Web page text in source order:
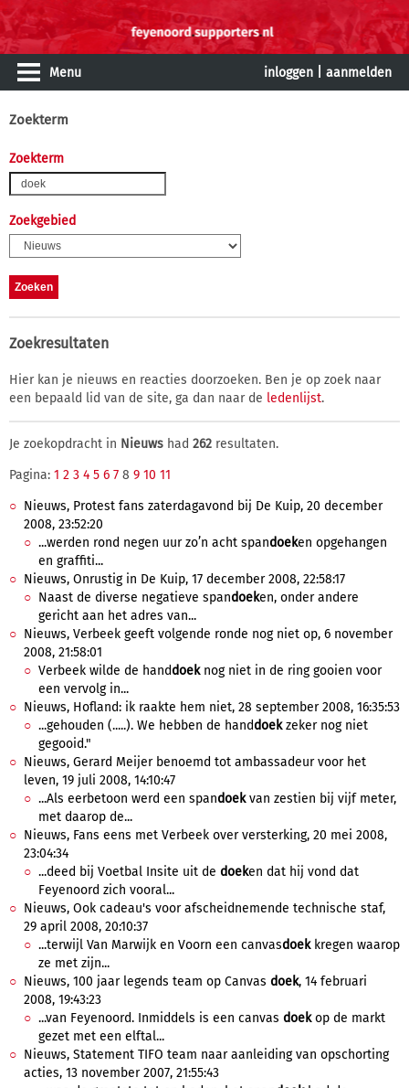
Menu inloggen aanmelden
Zoekterm
Zoekterm
Zoekgebied
Zoekresultaten
Hier kan je nieuws en reacties doorzoeken. Ben je op zoek naar
een bepaald lid van de site, ga dan naar de ledenlijst.
Je zoekopdracht in Nieuws had 262 resultaten.
Pagina: 1 2 3 4 5 6 7 8 9 10 11
Nieuws, Protest fans zaterdagavond bij De Kuip, 20 december
2008, 23:52:20
...werden rond negen uur zo’n acht spandoeken opgehangen
en graffiti...
Nieuws, Onrustig in De Kuip, 17 december 2008, 22:58:17
Naast de diverse negatieve spandoeken, onder andere
gericht aan het adres van...
Nieuws, Verbeek geeft volgende ronde nog niet op, 6 november
2008, 21:58:01
Verbeek wilde de handdoeknog niet in de ring gooien voor
een vervolg in...
Nieuws, Hofland: ik raakte hem niet, 28 september 2008, 16:35:53
...gehouden (.....). We hebben de handdoekzeker nog niet
gegooid."
Nieuws, Gerard Meijer benoemd tot ambassadeur voor het
leven, 19 juli 2008, 14:10:47
...Als eerbetoon werd een spandoekvan zestien bij vijf meter,
met daarop de...
Nieuws, Fans eens met Verbeek over versterking, 20 mei 2008,
23:04:34
...deed bij Voetbal Insite uit de doeken dat hij vond dat
Feyenoord zich vooral...
Nieuws, Ook cadeau's voor afscheidnemende technische staf,
29 april 2008, 20:10:37
...terwijl Van Marwijk en Voorn een canvasdoekkregen waarop
ze met zijn...
Nieuws, 100 jaar legends team op Canvas doek, 14 februari
2008, 19:43:23
...van Feyenoord. Inmiddels is een canvas doekop de markt
gezet met een elftal...
Nieuws, Statement TIFO team naar aanleiding van opschorting
acties, 13 november 2007, 21:55:43